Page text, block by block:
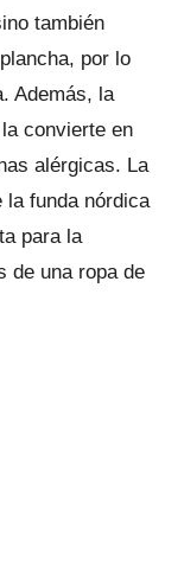
también
por lo
Además, la
convierte en
alérgicas. La
la funda nórdica
para la
de una ropa de